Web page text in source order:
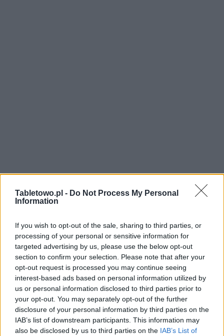
Tabletowo.pl - Do Not Process My Personal
Information
If you wish to opt-out of the sale, sharing to third parties, or
processing of your personal or sensitive information for
targeted advertising by us, please use the below opt-out
section to confirm your selection. Please note that after your
opt-out request is processed you may continue seeing
interest-based ads based on personal information utilized by
us or personal information disclosed to third parties prior to
your opt-out. You may separately opt-out of the further
disclosure of your personal information by third parties on the
IAB’s list of downstream participants. This information may
also be disclosed by us to third parties on the IAB’s List of